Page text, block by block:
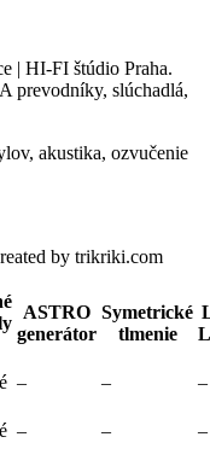
| HI-FI štúdio Praha.
prevodníky, slúchadlá,
akustika, ozvučenie
by trikriki.com
ASTRO
generátor
Symetrické
tlmenie
– –
–
– –
–